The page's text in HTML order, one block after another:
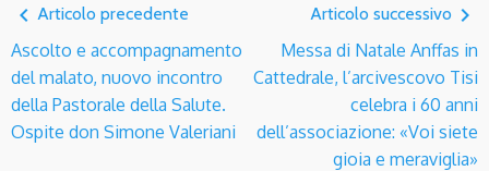
navigate_before Articolo precedente
Ascolto e accompagnamento
del malato, nuovo incontro
della Pastorale della Salute.
Ospite don Simone Valeriani
Articolo successivo navigate_next
Messa di Natale Anffas in
Cattedrale, l’arcivescovo Tisi
celebra i 60 anni
dell’associazione: «Voi siete
gioia e meraviglia»